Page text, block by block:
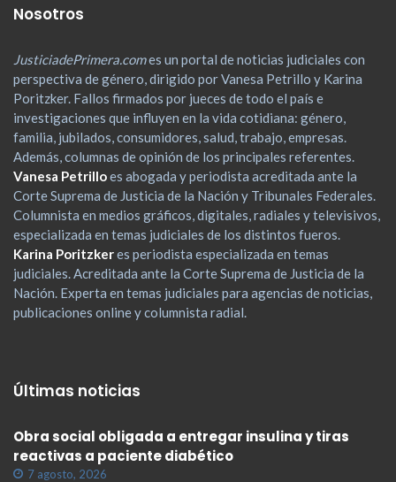
Nosotros
JusticiadePrimera.comes un portal de noticias judiciales con
perspectiva de género, dirigido por Vanesa Petrillo y Karina
Poritzker. Fallos firmados por jueces de todo el país e
investigaciones que influyen en la vida cotidiana: género,
familia, jubilados, consumidores, salud, trabajo, empresas.
Además, columnas de opinión de los principales referentes.
Vanesa Petrilloes abogada y periodista acreditada ante la
Corte Suprema de Justicia de la Nación y Tribunales Federales.
Columnista en medios gráficos, digitales, radiales y televisivos,
especializada en temas judiciales de los distintos fueros.
Karina Poritzkeres periodista especializada en temas
judiciales. Acreditada ante la Corte Suprema de Justicia de la
Nación. Experta en temas judiciales para agencias de noticias,
publicaciones online y columnista radial.
Últimas noticias
Obra social obligada a entregar insulina y tiras
reactivas a paciente diabético
7 agosto, 2026